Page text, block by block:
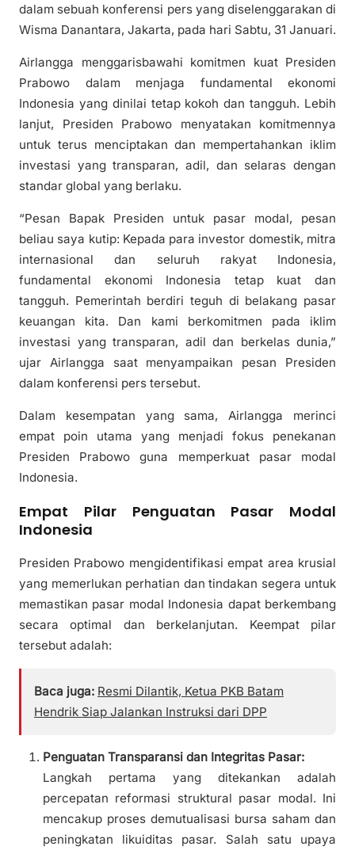
dalam sebuah konferensi pers yang diselenggarakan di
Wisma Danantara, Jakarta, pada hari Sabtu, 31 Januari.
Airlangga menggarisbawahi komitmen kuat Presiden
Prabowo dalam menjaga fundamental ekonomi
Indonesia yang dinilai tetap kokoh dan tangguh. Lebih
lanjut, Presiden Prabowo menyatakan komitmennya
untuk terus menciptakan dan mempertahankan iklim
investasi yang transparan, adil, dan selaras dengan
standar global yang berlaku.
“Pesan Bapak Presiden untuk pasar modal, pesan
beliau saya kutip: Kepada para investor domestik, mitra
internasional dan seluruh rakyat Indonesia,
fundamental ekonomi Indonesia tetap kuat dan
tangguh. Pemerintah berdiri teguh di belakang pasar
keuangan kita. Dan kami berkomitmen pada iklim
investasi yang transparan, adil dan berkelas dunia,”
ujar Airlangga saat menyampaikan pesan Presiden
dalam konferensi pers tersebut.
Dalam kesempatan yang sama, Airlangga merinci
empat poin utama yang menjadi fokus penekanan
Presiden Prabowo guna memperkuat pasar modal
Indonesia.
Empat Pilar Penguatan Pasar Modal
Indonesia
Presiden Prabowo mengidentifikasi empat area krusial
yang memerlukan perhatian dan tindakan segera untuk
memastikan pasar modal Indonesia dapat berkembang
secara optimal dan berkelanjutan. Keempat pilar
tersebut adalah:
Baca juga: Resmi Dilantik, Ketua PKB Batam
Hendrik Siap Jalankan Instruksi dari DPP
Penguatan Transparansi dan Integritas Pasar:
Langkah pertama yang ditekankan adalah
percepatan reformasi struktural pasar modal. Ini
mencakup proses demutualisasi bursa saham dan
peningkatan likuiditas pasar. Salah satu upaya